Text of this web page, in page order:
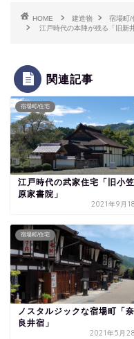
HOME 建造物
宿場町/
江戸時代の本陣が残る「旧新
関連記事
宿場町/住宅
江戸時代の武家住宅「旧小笠
原家書院」
2021年9月
宿場町/住宅
ノスタルジックな宿場町「奈
良井宿」
2021年5月